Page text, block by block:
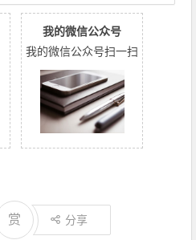
我的微信公众号
我的微信公众号扫一扫
赏 分享